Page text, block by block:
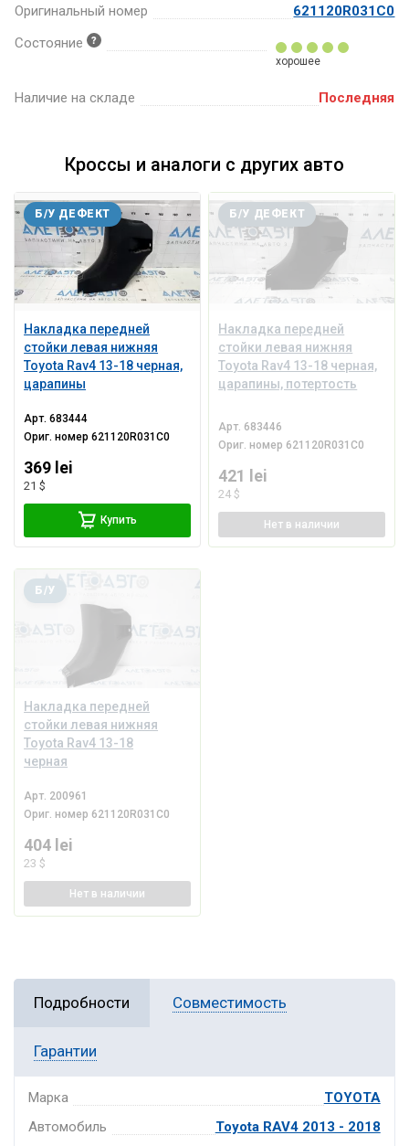
Оригинальный номер
621120R031C0
Состояние
хорошее
Наличие на складе Последняя
Кроссы и аналоги с других авто
Накладка передней
стойки левая нижняя
Toyota Rav4 13-18 черная,
царапины
Б/У ДЕФЕКТ
Арт.683444
Ориг. номер621120R031C0
369 lei
21 $
Купить
Накладка передней
стойки левая нижняя
Toyota Rav4 13-18 черная,
царапины, потертость
Б/У ДЕФЕКТ
Арт. 683446
Ориг. номер 621120R031C0
421 lei
24 $
Нет в наличии
Накладка передней
стойки левая нижняя
Toyota Rav4 13-18
черная
Б/У
Арт. 200961
Ориг. номер 621120R031C0
404 lei
23 $
Нет в наличии
Подробности Совместимость
Гарантии
Марка
TOYOTA
Автомобиль
Toyota RAV4 2013 - 2018